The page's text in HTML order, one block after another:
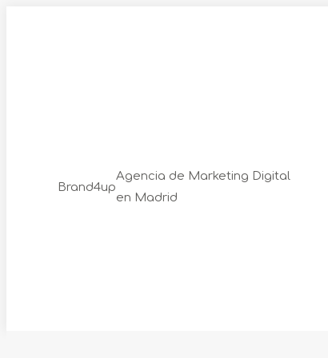
Brand4up
Agencia de Marketing Digital
en Madrid